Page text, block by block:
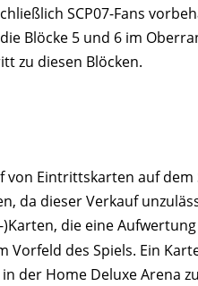
SCP07-Fans
Blöcke 5 und 6 im
zu diesen Blöcken.
von Eintrittskarten auf
da dieser Verkauf
die eine
des Spiels. Ein
der Home Deluxe Arena